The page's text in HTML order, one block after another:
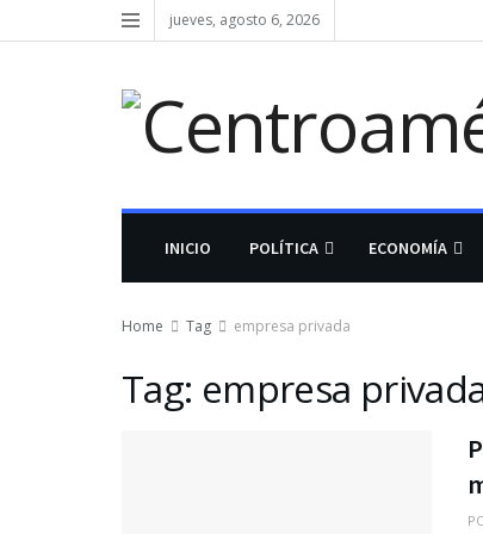
jueves, agosto 6, 2026
INICIO POLÍTICA ECONOMÍA
Home Tag empresa privada
Tag: empresa